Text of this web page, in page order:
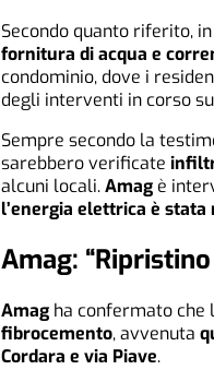
Secondo quanto riferito,
fornitura di acqua e
condominio, dove i
degli interventi in corso
Sempre secondo la
sarebbero verificate
alcuni locali.Amag è
l’energia elettrica è
Amag:
Amag ha confermato che
fibrocemento, avvenuta
Cordara e via Piave.